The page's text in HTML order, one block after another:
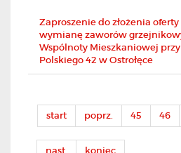
Zaproszenie do złożenia
wymianę zaworów
Wspólnoty Mieszkaniowej
Polskiego 42 w Ostrołęce
start poprz. 45 46
nast.
koniec